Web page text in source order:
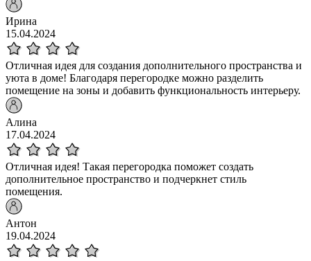
Ирина
15.04.2024
Отличная идея для создания дополнительного пространства и
уюта в доме! Благодаря перегородке можно разделить
помещение на зоны и добавить функциональность интерьеру.
Алина
17.04.2024
Отличная идея! Такая перегородка поможет создать
дополнительное пространство и подчеркнет стиль
помещения.
Антон
19.04.2024